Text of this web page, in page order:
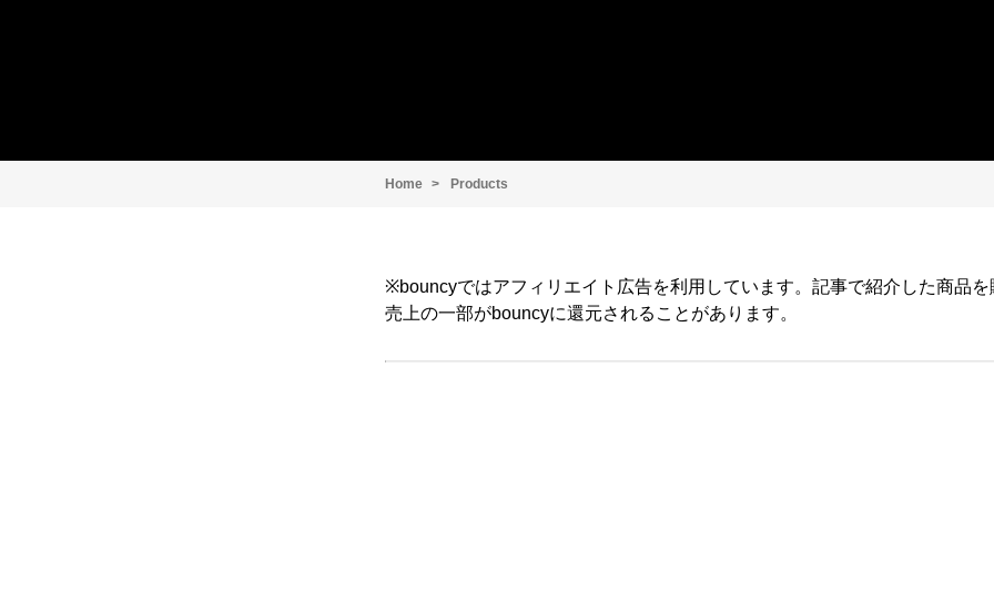
Home Products
※bouncyではアフィリエイト広告を利用しています。記事で紹介した商品を
売上の一部がbouncyに還元されることがあります。